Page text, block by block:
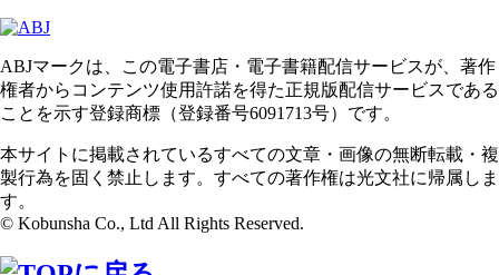
ABJマークは、この電子書店・電子書籍配信サービスが、著作
権者からコンテンツ使用許諾を得た正規版配信サービスである
ことを示す登録商標（登録番号6091713号）です。
本サイトに掲載されているすべての文章・画像の無断転載・複
製行為を固く禁止します。すべての著作権は光文社に帰属しま
す。
© Kobunsha Co., Ltd All Rights Reserved.